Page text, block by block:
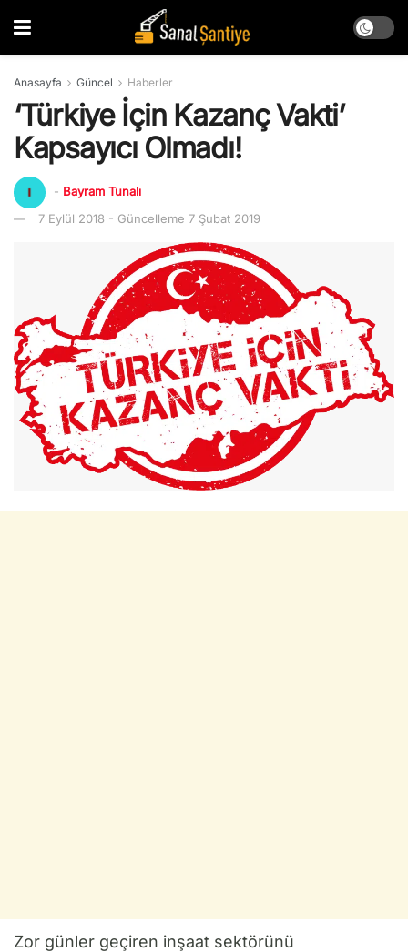
Anasayfa Güncel Haberler
‘Türkiye İçin Kazanç Vakti’
Kapsayıcı Olmadı!
- Bayram Tunalı
7 Eylül 2018 - Güncelleme 7 Şubat 2019
Zor günler geçiren inşaat sektörünü